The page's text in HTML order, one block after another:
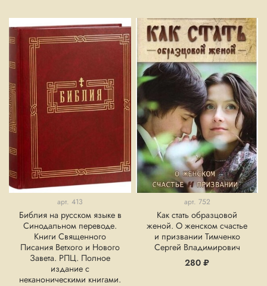
арт. 413
Библия на русском языке в
Синодальном переводе.
Книги Священного
Писания Ветхого и Нового
Завета. РПЦ. Полное
издание с
неканоническими книгами.
арт. 752
Как стать образцовой
женой. О женском счастье
и призвании Тимченко
Сергей Владимирович
280 ₽